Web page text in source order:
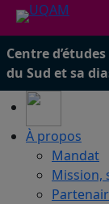
Centre
du Sud et sa
À propos
Mandat
Mission,